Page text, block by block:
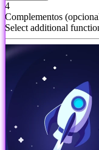
4
Complementos
Select additional